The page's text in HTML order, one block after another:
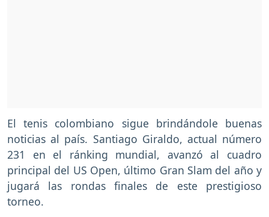
El tenis colombiano sigue brindándole buenas
noticias al país. Santiago Giraldo, actual número
231 en el ránking mundial, avanzó al cuadro
principal del US Open, último Gran Slam del año y
jugará las rondas finales de este prestigioso
torneo.